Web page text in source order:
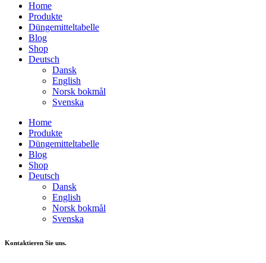
Home
Produkte
Düngemitteltabelle
Blog
Shop
Deutsch
Dansk
English
Norsk bokmål
Svenska
Home
Produkte
Düngemitteltabelle
Blog
Shop
Deutsch
Dansk
English
Norsk bokmål
Svenska
Kontaktieren Sie uns.